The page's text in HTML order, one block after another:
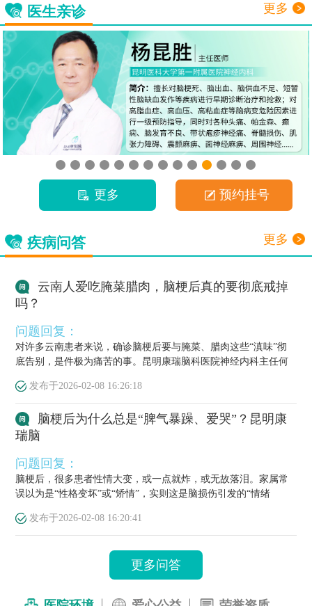
医生亲诊 更多
更多 预约挂号
疾病问答 更多
云南人爱吃腌菜腊肉，脑梗后真的要彻底戒掉
吗？
问题回复：
对许多云南患者来说，确诊脑梗后要与腌菜、腊肉这些“滇味”彻
底告别，是件极为痛苦的事。昆明康瑞脑科医院神经内科主任何
发布于2026-02-08 16:26:18
脑梗后为什么总是“脾气暴躁、爱哭”？昆明康
瑞脑
问题回复：
脑梗后，很多患者性情大变，或一点就炸，或无故落泪。家属常
误以为是“性格变坏”或“矫情”，实则这是脑损伤引发的“情绪
发布于2026-02-08 16:20:41
更多问答